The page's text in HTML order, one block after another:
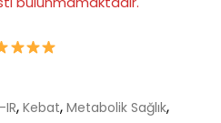
IR,Kebat,Metabolik Sağlık,